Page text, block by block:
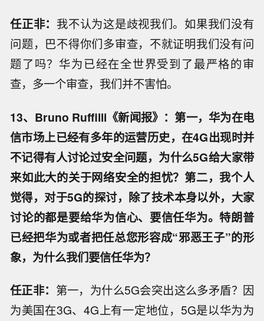
任正非： 我不认为这是歧视我们。如果我们没有
问题，巴不得你们多审查，不就证明我们没有问
题了吗？华为已经在全世界受到了最严格的审
查，多一个审查，我们并不害怕。
13、Bruno Ruffilli《新闻报》：第一，华为在电
信市场上已经有多年的运营历史，在4G出现时并
不记得有人讨论过安全问题，为什么5G给大家带
来如此大的关于网络安全的担忧？第二，我个人
觉得，对于5G的探讨，除了技术本身以外，大家
讨论的都是要给华为信心、要信任华为。特朗普
已经把华为或者把任总您形容成“邪恶王子”的形
象，为什么我们要信任华为？
任正非： 第一，为什么5G会突出这么多矛盾？因
为美国在3G、4G上有一定地位，5G是以华为为